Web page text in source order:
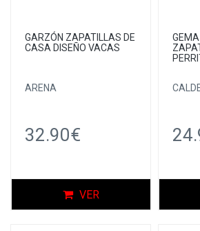
GARZÓN ZAPATILLAS DE
CASA DISEÑO VACAS
ARENA
32.90€
VER